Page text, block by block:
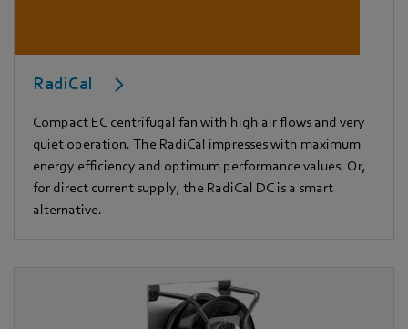
RadiCal
Compact EC centrifugal fan with high air flows and very
quiet operation. The RadiCal impresses with maximum
energy efficiency and optimum performance values. Or,
for direct current supply, the RadiCal DC is a smart
alternative.